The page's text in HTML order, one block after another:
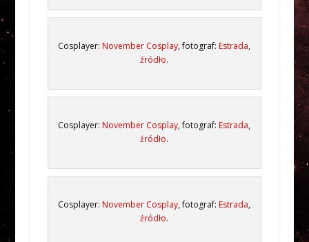
Cosplayer: November Cosplay, fotograf: Estrada,
źródło.
Cosplayer: November Cosplay, fotograf: Estrada,
źródło.
Cosplayer: November Cosplay, fotograf: Estrada,
źródło.